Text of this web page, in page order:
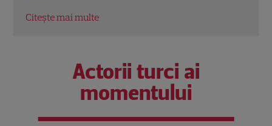
Citește mai multe
Actorii turci ai
momentului